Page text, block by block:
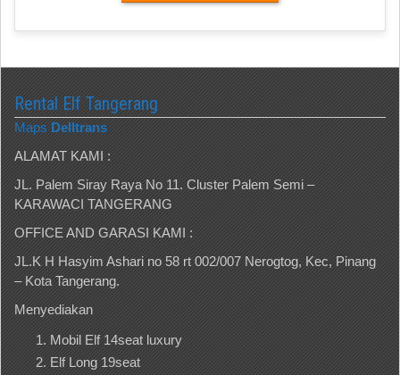
Rental Elf Tangerang
Maps Delltrans
ALAMAT KAMI :
JL. Palem Siray Raya No 11. Cluster Palem Semi –
KARAWACI TANGERANG
OFFICE AND GARASI KAMI :
JL.K H Hasyim Ashari no 58 rt 002/007 Nerogtog, Kec, Pinang
– Kota Tangerang.
Menyediakan
Mobil Elf 14seat luxury
Elf Long 19seat